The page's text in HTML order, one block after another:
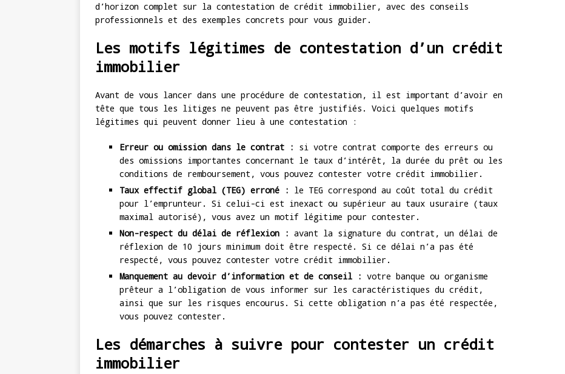
d’horizon complet sur la contestation de crédit immobilier, avec des conseils
professionnels et des exemples concrets pour vous guider.
Les motifs légitimes de contestation d’un crédit
immobilier
Avant de vous lancer dans une procédure de contestation, il est important d’avoir en
tête que tous les litiges ne peuvent pas être justifiés. Voici quelques motifs
légitimes qui peuvent donner lieu à une contestation :
Erreur ou omission dans le contrat : si votre contrat comporte des erreurs ou
des omissions importantes concernant le taux d’intérêt, la durée du prêt ou les
conditions de remboursement, vous pouvez contester votre crédit immobilier.
Taux effectif global (TEG) erroné : le TEG correspond au coût total du crédit
pour l’emprunteur. Si celui-ci est inexact ou supérieur au taux usuraire (taux
maximal autorisé), vous avez un motif légitime pour contester.
Non-respect du délai de réflexion : avant la signature du contrat, un délai de
réflexion de 10 jours minimum doit être respecté. Si ce délai n’a pas été
respecté, vous pouvez contester votre crédit immobilier.
Manquement au devoir d’information et de conseil : votre banque ou organisme
prêteur a l’obligation de vous informer sur les caractéristiques du crédit,
ainsi que sur les risques encourus. Si cette obligation n’a pas été respectée,
vous pouvez contester.
Les démarches à suivre pour contester un crédit
immobilier